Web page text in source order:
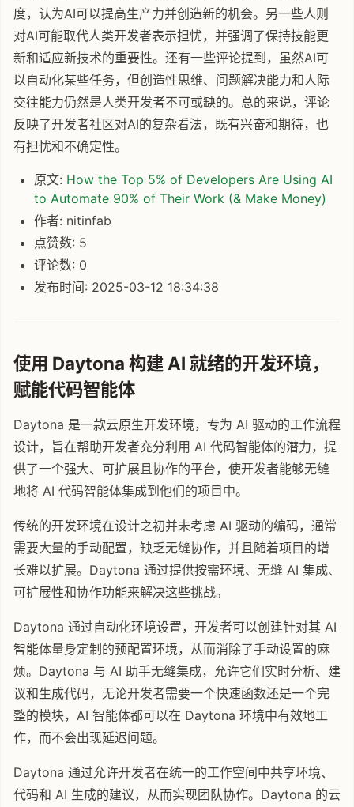
度，认为AI可以提高生产力并创造新的机会。另一些人则
对AI可能取代人类开发者表示担忧，并强调了保持技能更
新和适应新技术的重要性。还有一些评论提到，虽然AI可
以自动化某些任务，但创造性思维、问题解决能力和人际
交往能力仍然是人类开发者不可或缺的。总的来说，评论
反映了开发者社区对AI的复杂看法，既有兴奋和期待，也
有担忧和不确定性。
原文: How the Top 5% of Developers Are Using AI
to Automate 90% of Their Work (& Make Money)
作者: nitinfab
点赞数: 5
评论数: 0
发布时间: 2025-03-12 18:34:38
使用 Daytona 构建 AI 就绪的开发环境，
赋能代码智能体
Daytona 是一款云原生开发环境，专为 AI 驱动的工作流程
设计，旨在帮助开发者充分利用 AI 代码智能体的潜力，提
供了一个强大、可扩展且协作的平台，使开发者能够无缝
地将 AI 代码智能体集成到他们的项目中。
传统的开发环境在设计之初并未考虑 AI 驱动的编码，通常
需要大量的手动配置，缺乏无缝协作，并且随着项目的增
长难以扩展。Daytona 通过提供按需环境、无缝 AI 集成、
可扩展性和协作功能来解决这些挑战。
Daytona 通过自动化环境设置，开发者可以创建针对其 AI
智能体量身定制的预配置环境，从而消除了手动设置的麻
烦。Daytona 与 AI 助手无缝集成，允许它们实时分析、建
议和生成代码，无论开发者需要一个快速函数还是一个完
整的模块，AI 智能体都可以在 Daytona 环境中有效地工
作，而不会出现延迟问题。
Daytona 通过允许开发者在统一的工作空间中共享环境、
代码和 AI 生成的建议，从而实现团队协作。Daytona 的云